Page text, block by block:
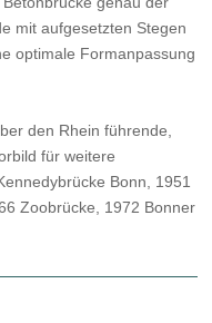
mit aufgesetzten Stegen
optimale Formanpassung
den Rhein führende,
für weitere
Bonn, 1951
Zoobrücke, 1972 Bonner